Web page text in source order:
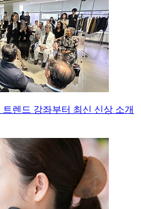
렌드 강좌부터 최신 신상 소개